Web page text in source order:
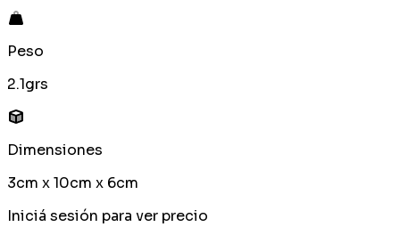
Peso
2.1grs
Dimensiones
3cm x 10cm x 6cm
Iniciá sesión para ver precio